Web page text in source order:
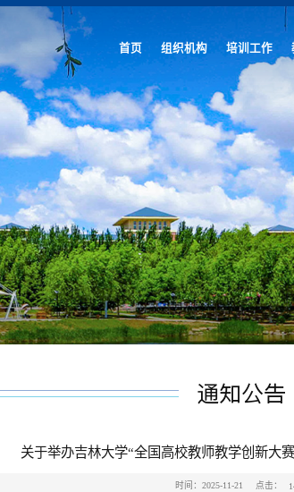
首页 组织机构 培训工作
通知公告
关于举办吉林大学“全国高校教师教学创新大
时间：2025-11-21 点击：